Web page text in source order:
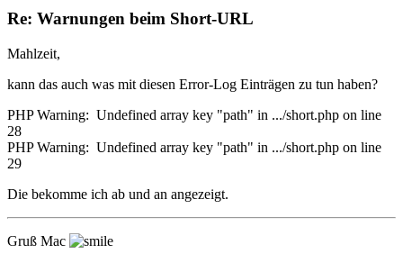
Re: Warnungen beim Short-URL
Mahlzeit,
kann das auch was mit diesen Error-Log Einträgen zu tun haben?
PHP Warning: Undefined array key "path" in .../short.php on line
28
PHP Warning: Undefined array key "path" in .../short.php on line
29
Die bekomme ich ab und an angezeigt.
Gruß Mac